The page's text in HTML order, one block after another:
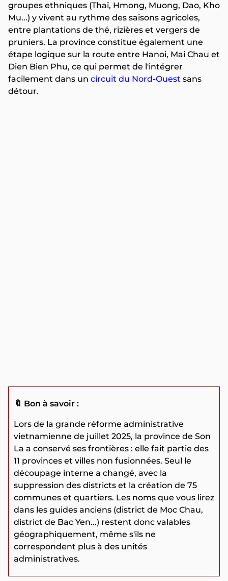
groupes ethniques (Thaï, Hmong, Muong, Dao, Kho
Mu...) y vivent au rythme des saisons agricoles,
entre plantations de thé, rizières et vergers de
pruniers. La province constitue également une
étape logique sur la route entre Hanoi, Mai Chau et
Dien Bien Phu, ce qui permet de l'intégrer
facilement dans un circuit du Nord-Ouest sans
détour.
🔖 Bon à savoir :
Lors de la grande réforme administrative
vietnamienne de juillet 2025, la province de Son
La a conservé ses frontières : elle fait partie des
11 provinces et villes non fusionnées. Seul le
découpage interne a changé, avec la
suppression des districts et la création de 75
communes et quartiers. Les noms que vous lirez
dans les guides anciens (district de Moc Chau,
district de Bac Yen...) restent donc valables
géographiquement, même s'ils ne
correspondent plus à des unités
administratives.